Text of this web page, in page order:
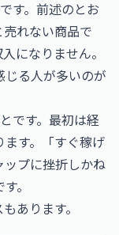
す。前述のとお
れない商品で
になりません。
る人が多いのが
です。最初は経
す。「すぐ稼げ
プに挫折しかね
。
あります。